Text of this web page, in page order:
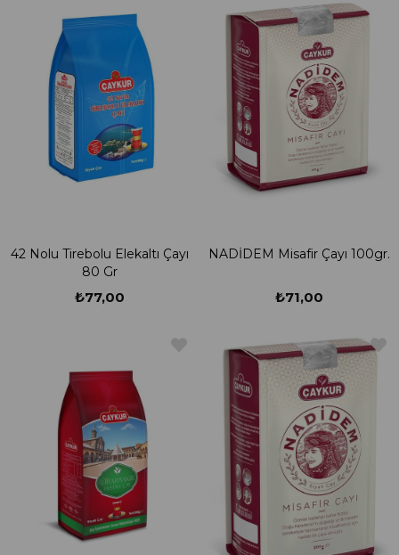
42 Nolu Tirebolu Elekaltı Çayı
80 Gr
₺77,00
NADİDEM Misafir Çayı 100gr.
₺71,00